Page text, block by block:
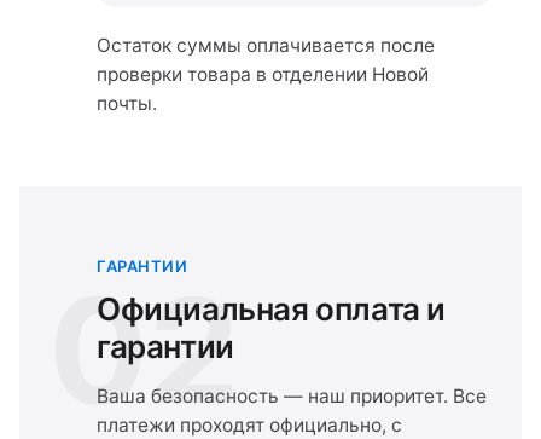
Остаток суммы оплачивается после
проверки товара в отделении Новой
почты.
02
ГАРАНТИИ
Официальная оплата и
гарантии
Ваша безопасность — наш приоритет. Все
платежи проходят официально, с